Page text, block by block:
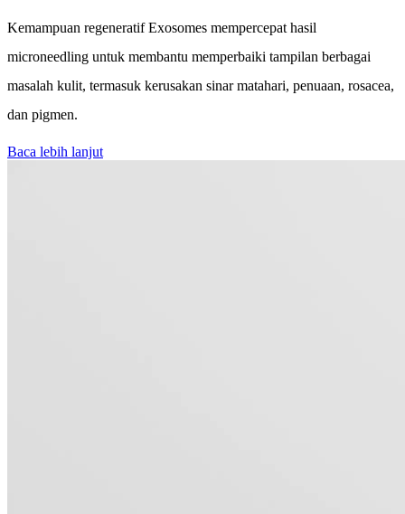
Kemampuan regeneratif Exosomes mempercepat hasil
microneedling untuk membantu memperbaiki tampilan berbagai
masalah kulit, termasuk kerusakan sinar matahari, penuaan, rosacea,
dan pigmen.
Baca lebih lanjut